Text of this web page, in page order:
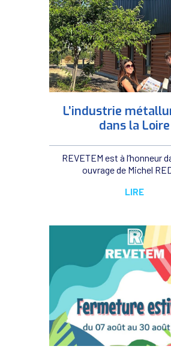
L’industrie
dans la Loire
REVETEM est à l’honneur
ouvrage de Michel
LIRE